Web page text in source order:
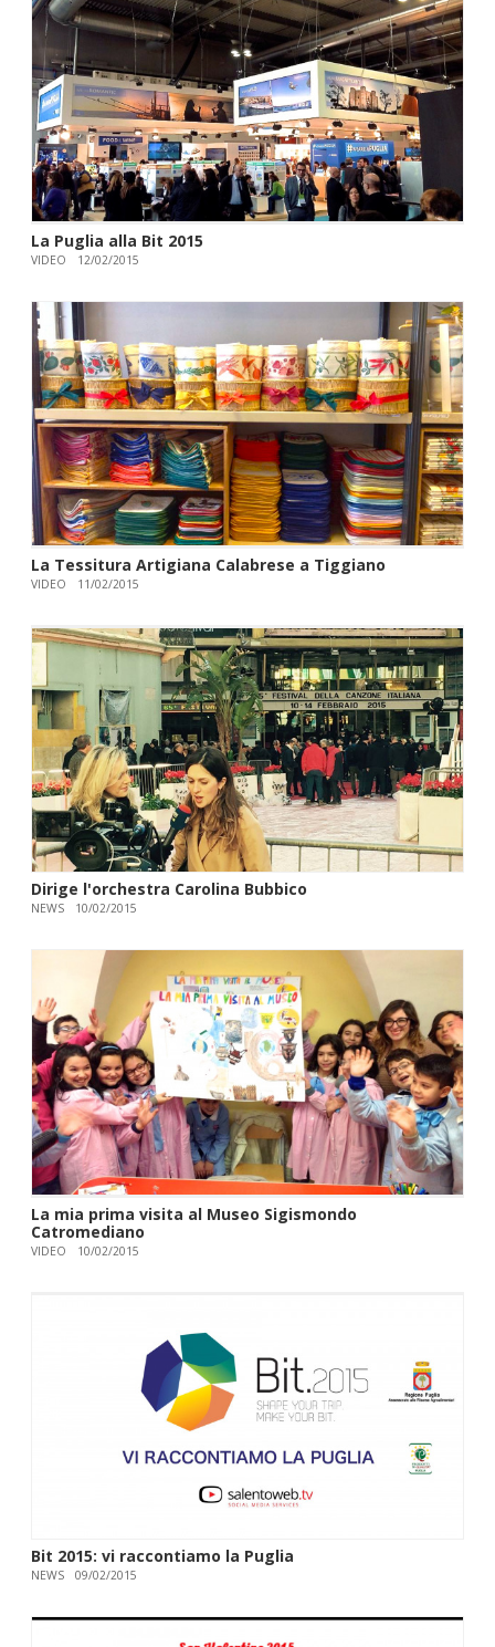
La Puglia alla Bit 2015
VIDEO 12/02/2015
La Tessitura Artigiana Calabrese a Tiggiano
VIDEO 11/02/2015
Dirige l'orchestra Carolina Bubbico
NEWS 10/02/2015
La mia prima visita al Museo Sigismondo
Catromediano
VIDEO 10/02/2015
Bit 2015: vi raccontiamo la Puglia
NEWS 09/02/2015